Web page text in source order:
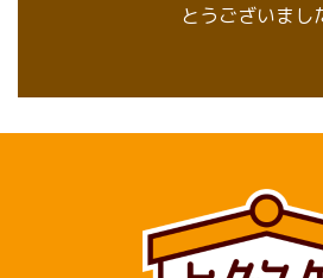
とうございまし